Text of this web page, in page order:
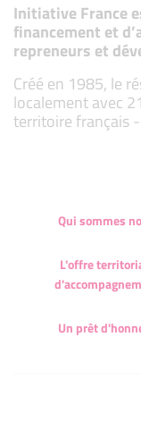
Initiative France
financement et
repreneurs et
Créé en 1985, le
localement avec
territoire français
Qui sommes
L'offre
Un prêt